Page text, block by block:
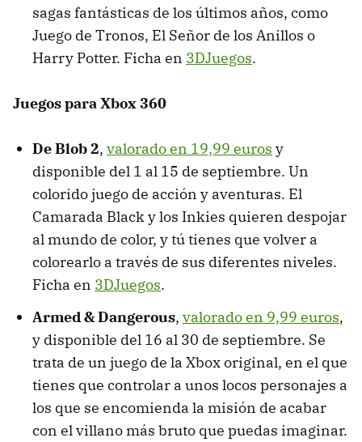
sagas fantásticas de los últimos años, como
Juego de Tronos, El Señor de los Anillos o
Harry Potter. Ficha en 3DJuegos.
Juegos para Xbox 360
De Blob 2, valorado en 19,99 euros y
disponible del 1 al 15 de septiembre. Un
colorido juego de acción y aventuras. El
Camarada Black y los Inkies quieren despojar
al mundo de color, y tú tienes que volver a
colorearlo a través de sus diferentes niveles.
Ficha en 3DJuegos.
Armed & Dangerous, valorado en 9,99 euros,
y disponible del 16 al 30 de septiembre. Se
trata de un juego de la Xbox original, en el que
tienes que controlar a unos locos personajes a
los que se encomienda la misión de acabar
con el villano más bruto que puedas imaginar.